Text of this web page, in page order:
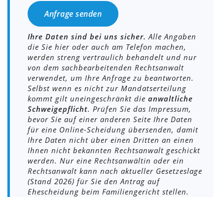
Bitte lasse dieses Feld leer.
Ihre Daten sind bei uns sicher. Alle Angaben
die Sie hier oder auch am Telefon machen,
werden streng vertraulich behandelt und nur
von dem sachbearbeitenden Rechtsanwalt
verwendet, um Ihre Anfrage zu beantworten.
Selbst wenn es nicht zur Mandatserteilung
kommt gilt uneingeschränkt die anwaltliche
Schweigepflicht. Prüfen Sie das Impressum,
bevor Sie auf einer anderen Seite Ihre Daten
für eine Online-Scheidung übersenden, damit
Ihre Daten nicht über einen Dritten an einen
Ihnen nicht bekannten Rechtsanwalt geschickt
werden. Nur eine Rechtsanwältin oder ein
Rechtsanwalt kann nach aktueller Gesetzeslage
(Stand 2026) für Sie den Antrag auf
Ehescheidung beim Familiengericht stellen.